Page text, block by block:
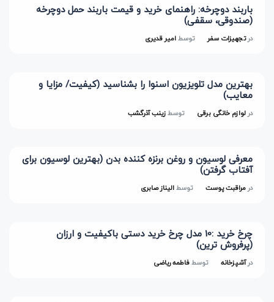
باربند دوچرخه: راهنمای خرید و قیمت باربند حمل دوچرخه
(صندوقی، سقفی)
درتجهیزات سفر توسطامیر قدیری
بهترین مدل تلویزیون اسنوا را بشناسید (کیفیت/ مزایا و
معایب)
در لوازم خانگی برقی توسطزینب آذرگشب
معرفی لوسیون و روغن برنزه کننده بدن (بهترین لوسیون برای
آفتاب گرفتن)
در مراقبت پوست توسطالیناز صابری
چرخ خرید :10 مدل چرخ خرید دستی باکیفیت و ارزان
(پرفروش ترین)
درآشپزخانه توسطفاطمه ریاضی